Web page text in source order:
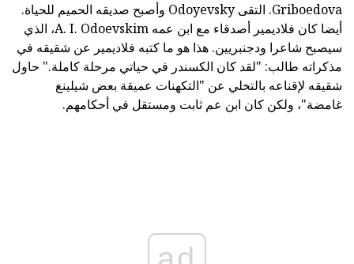
Griboedova. التقى Odoyevsky وأصبح صديقه الحميم للحياة.
أيضا كان فلاديمير أصدقاء مع ابن عمه A. I. Odoevskim، الذي
سيصبح شاعرا ودجنبريين. هذا هو ما كتبه فلاديمير عن شقيقه في
مذكراته طالب: "لقد كان الكسندر في حياتي مرحلة كاملة." حاول
شقيقه لإقناعه بالتخلي عن "التكهنات عميقة بعض شيلينغ
غامضة"، ولكن كان ابن عم ثابت ومستقل في أحكامهم.